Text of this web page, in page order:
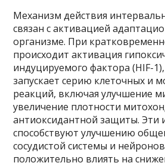
Механизм действия
связан с активацией
организме. При
происходит активация
индуцируемого фактора (HIF-
запускает серию клеточных и
реакций, включая улучшение
увеличение плотности
антиоксидантной защиты. Эти
способствуют улучшению
сосудистой системы и
положительно влиять на